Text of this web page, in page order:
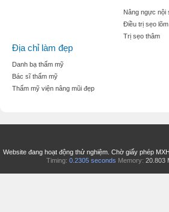
Nâng ngực nội
Điều trị sẹo lõm
Trị sẹo thâm
Địa chỉ làm đẹp
Danh bạ thẩm mỹ
Bác sĩ thẩm mỹ
Thẩm mỹ viện nâng mũi đẹp
Website đang hoạt động thử nghiệm. Chờ giấy phép
Timing: 0.2305 seconds Memory: 20.803